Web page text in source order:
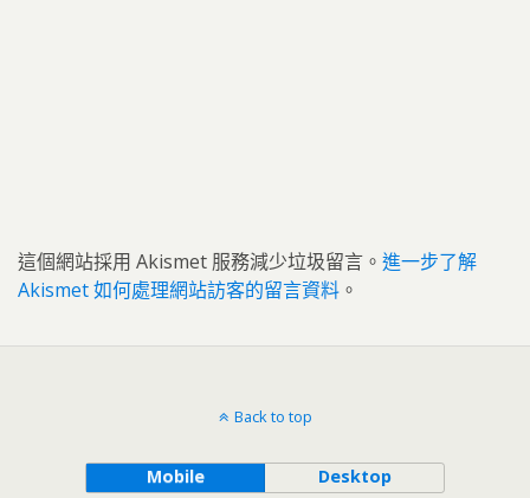
這個網站採用 Akismet 服務減少垃圾留言。 進一步了解
Akismet 如何處理網站訪客的留言資料 。
Back to top
Mobile Desktop